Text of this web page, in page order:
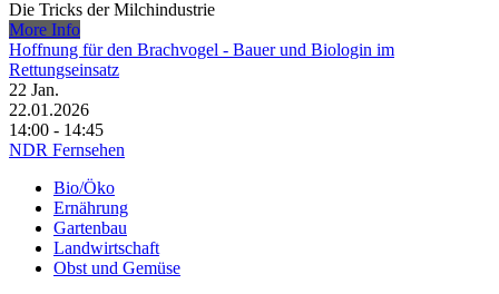
Die Tricks der Milchindustrie
More Info
Hoffnung für den Brachvogel - Bauer und Biologin im
Rettungseinsatz
22 Jan.
22.01.2026
14:00 - 14:45
NDR Fernsehen
Bio/Öko
Ernährung
Gartenbau
Landwirtschaft
Obst und Gemüse